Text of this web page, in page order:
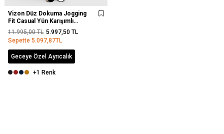
Vizon Düz Dokuma Jogging
Fit Casual Yün Karışımlı
Pantolon
11.995,00TL 5.997,50 TL
Sepette 5.097,87TL
Geceye Özel Ayrıcalık
+1 Renk